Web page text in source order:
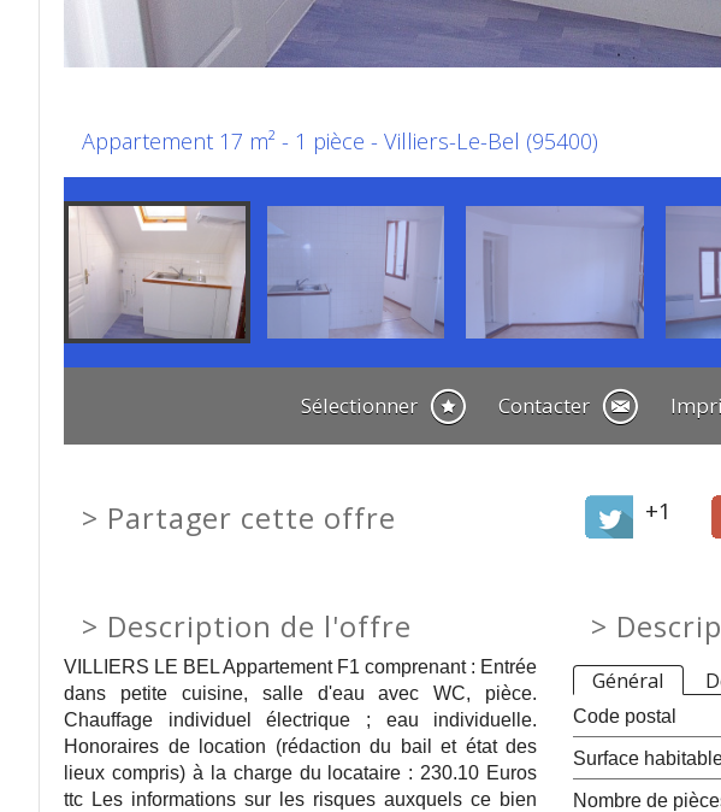
Appartement 17 m² - 1 pièce - Villiers-Le-Bel (95400)
Sélectionner Contacter
Partager cette offre +1
> Description de l'offre
VILLIERS LE BEL Appartement F1 comprenant : Entrée
dans petite cuisine, salle d'eau avec WC, pièce.
Chauffage individuel électrique ; eau individuelle.
Honoraires de location (rédaction du bail et état des
lieux compris) à la charge du locataire : 230.10 Euros
ttc Les informations sur les risques auxquels ce bien
>
Général
Code postal
Surface
Nombre de